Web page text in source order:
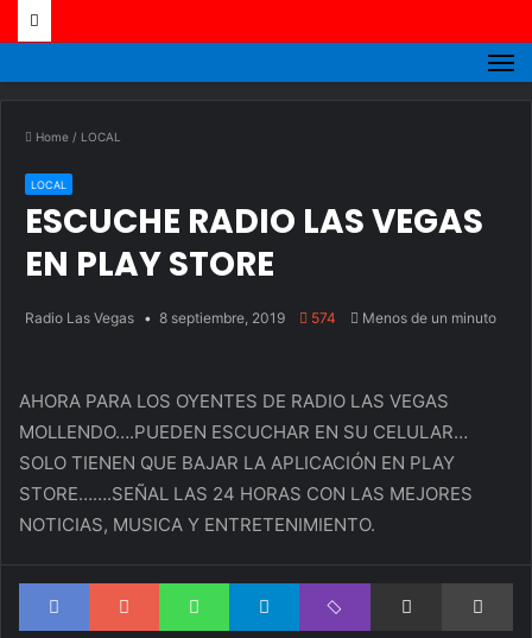
Home / LOCAL
LOCAL
ESCUCHE RADIO LAS VEGAS
EN PLAY STORE
Radio Las Vegas 8 septiembre, 2019 574 Menos de un minuto
AHORA PARA LOS OYENTES DE RADIO LAS VEGAS
MOLLENDO….PUEDEN ESCUCHAR EN SU CELULAR…
SOLO TIENEN QUE BAJAR LA APLICACIÓN EN PLAY
STORE…….SEÑAL LAS 24 HORAS CON LAS MEJORES
NOTICIAS, MUSICA Y ENTRETENIMIENTO.
FacebookGoogle+ WhatsAppTelegramViber Compartir via correo electrónico